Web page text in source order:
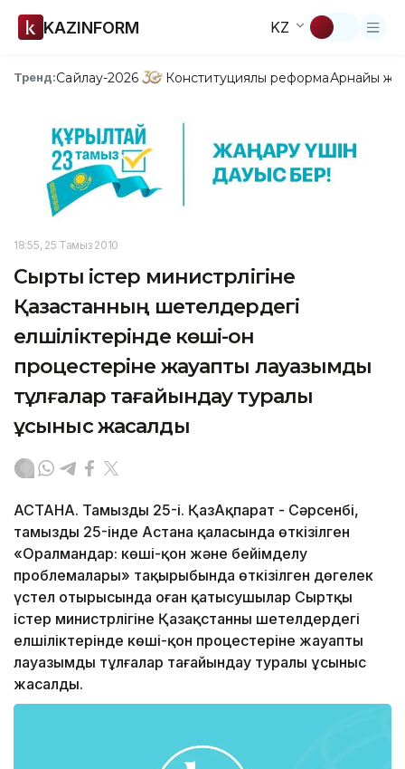
KAZINFORM KZ
Тренд:Сайлау-2026 Конституциялық реформаАрнайы
18:55, 25 Тамыз 2010
Сыртқы істер министрлігіне
Қазақстанның шетелдердегі
елшіліктерінде көші-қон
процестеріне жауапты лауазымды
тұлғалар тағайындау туралы
ұсыныс жасалды
АСТАНА. Тамыздың 25-і. ҚазАқпарат - Сәрсенбі,
тамыздың 25-інде Астана қаласында өткізілген
«Оралмандар: көші-қон және бейімделу
проблемалары» тақырыбында өткізілген дөңгелек
үстел отырысында оған қатысушылар Сыртқы
істер министрлігіне Қазақстанның шетелдердегі
елшіліктерінде көші-қон процестеріне жауапты
лауазымды тұлғалар тағайындау туралы ұсыныс
жасалды.